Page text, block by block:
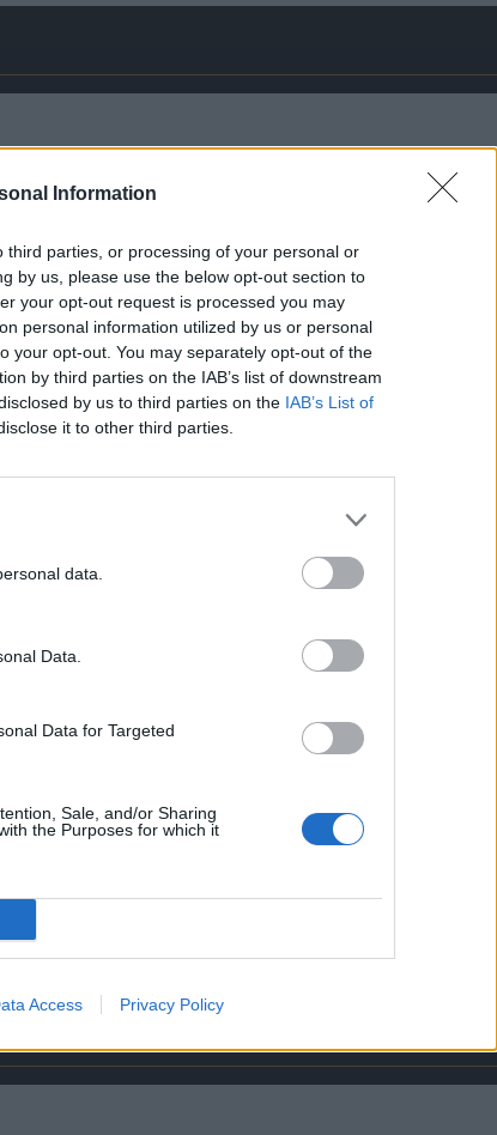
Information
parties, or processing of your personal or
by us, please use the below opt-out section to
your opt-out request is processed you may
personal information utilized by us or personal
your opt-out. You may separately opt-out of the
by third parties on the IAB’s list of downstream
by us to third parties on the IAB’s List of
it to other third parties.
data.
Data.
Data for Targeted
Sale, and/or Sharing
the Purposes for which it
Access Privacy Policy
führt zu unsäglichem Leid.”